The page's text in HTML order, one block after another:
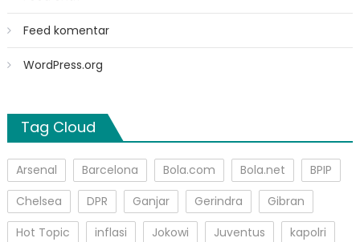
Feed komentar
WordPress.org
Tag Cloud
Arsenal Barcelona Bola.com Bola.net
BPIP
Chelsea
DPR Ganjar Gerindra
Gibran
Hot Topic
inflasi Jokowi Juventus
kapolri